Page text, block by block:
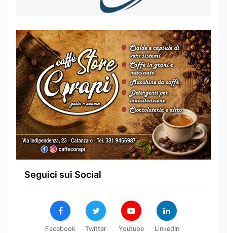
Seguici sui Social
Facebook Twitter Youtube LinkedIn